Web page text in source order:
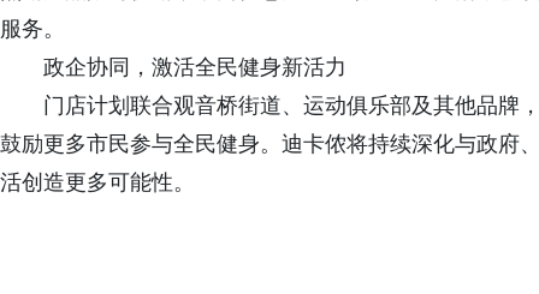
服务。
政企协同，激活全民健身新活力
门店计划联合观音桥街道、运动俱乐部及其他品牌
鼓励更多市民参与全民健身。迪卡侬将持续深化与政府
活创造更多可能性。